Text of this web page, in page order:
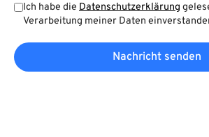
Ich habe die Datenschutzerklärung
Verarbeitung meiner Daten
Nachricht senden